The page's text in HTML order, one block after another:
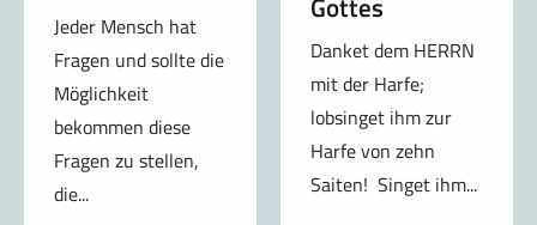
Jeder Mensch hat
Fragen und sollte die
Möglichkeit
bekommen diese
Fragen zu stellen,
die...
Danket dem HERRN
mit der Harfe;
lobsinget ihm zur
Harfe von zehn
Saiten! Singet ihm...